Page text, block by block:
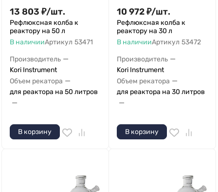
13 803 ₽/шт.
Рефлюксная колба к
реактору на 50 л
В наличииАртикул 53471
Производитель —
Kori Instrument
Объем рекатора —
для реактора на 50 литров
—
В корзину
10 972₽/шт.
Рефлюксная колба к
реактору на 30 л
В наличииАртикул 53472
Производитель —
Kori Instrument
Объем рекатора —
для реактора на 30 литров
—
В корзину